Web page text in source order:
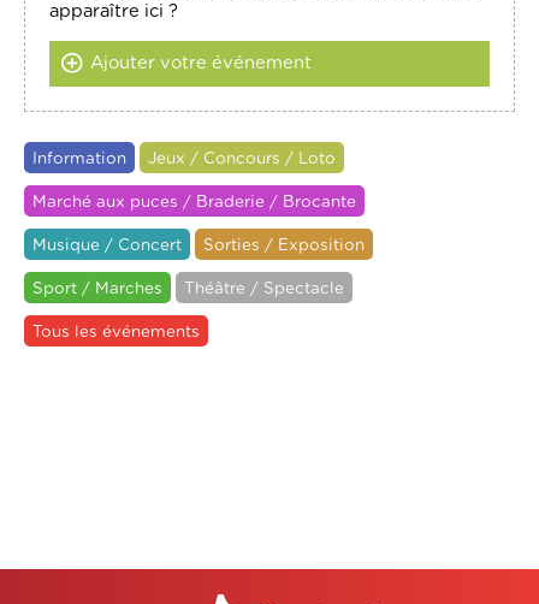
apparaître ici ?
Ajouter votre événement
Information Jeux / Concours / Loto
Marché aux puces / Braderie / Brocante
Musique / Concert Sorties / Exposition
Sport / Marches Théâtre / Spectacle
Tous les événements